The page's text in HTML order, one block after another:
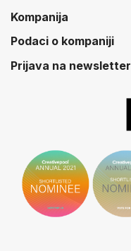
Kompanija
Podaci o kompaniji
Prijava na newsletter